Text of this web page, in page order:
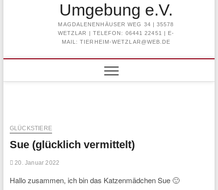
Umgebung e.V.
MAGDALENENHÄUSER WEG 34 | 35578
WETZLAR | TELEFON: 06441 22451 | E-
MAIL: TIERHEIM-WETZLAR@WEB.DE
GLÜCKSTIERE
Sue (glücklich vermittelt)
20. Januar 2022
Hallo zusammen, ich bin das Katzenmädchen Sue 🙂